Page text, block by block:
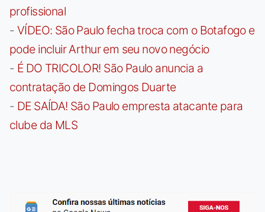
profissional
- VÍDEO: São Paulo fecha troca com o Botafogo e
pode incluir Arthur em seu novo negócio
- É DO TRICOLOR! São Paulo anuncia a
contratação de Domingos Duarte
- DE SAÍDA! São Paulo empresta atacante para
clube da MLS